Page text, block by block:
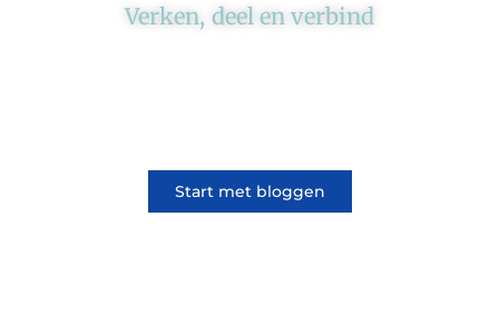
Verken, deel en verbind
Start met bloggen